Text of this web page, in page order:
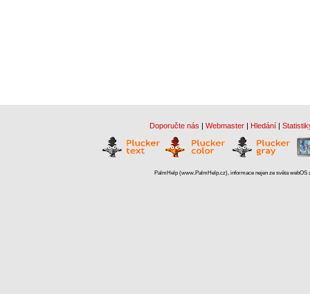
Doporučte nás | Webmaster | Hledání |
PalmHelp (www.PalmHelp.cz), informace nejen ze světa